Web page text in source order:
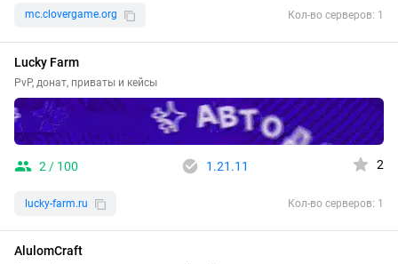
mc.clovergame.org Кол-во серверов: 1
Lucky Farm
PvP, донат, приваты и кейсы
2 / 100 1.21.11 2
lucky-farm.ru Кол-во серверов: 1
AlulomCraft